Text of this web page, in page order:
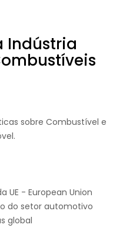
Indústria
sobre Combustível e
UE - European Union
do setor automotivo
global